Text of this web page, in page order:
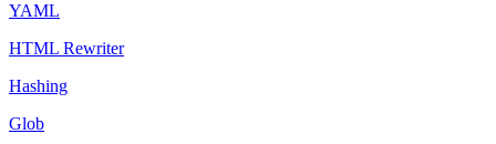
YAML
HTML Rewriter
Hashing
Glob